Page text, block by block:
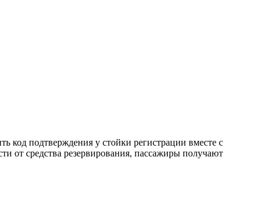
код подтверждения у стойки регистрации вместе с
от средства резервирования, пассажиры получают